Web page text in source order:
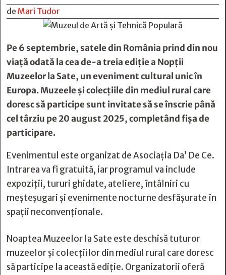
de Mari Tudor
Pe 6 septembrie, satele din România prind din nou
viață odată la cea de-a treia ediție a Nopții
Muzeelor la Sate, un eveniment cultural unic în
Europa. Muzeele și colecțiile din mediul rural care
doresc să participe sunt invitate să se înscrie până
cel târziu pe 20 august 2025, completând fișa de
participare.
Evenimentul este organizat de Asociația Da’ De Ce.
Intrarea va fi gratuită, iar programul va include
expoziții, tururi ghidate, ateliere, întâlniri cu
meșteșugari și evenimente nocturne desfășurate în
spații neconvenționale.
Noaptea Muzeelor la Sate este deschisă tuturor
muzeelor și colecțiilor din mediul rural care doresc
să participe la această ediție. Organizatorii oferă